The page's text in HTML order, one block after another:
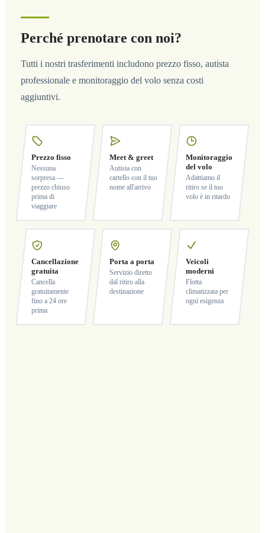
Perché prenotare con noi?
Tutti i nostri trasferimenti includono prezzo fisso, autista
professionale e monitoraggio del volo senza costi
aggiuntivi.
Prezzo fisso
Nessuna
sorpresa —
prezzo chiuso
prima di
viaggiare
Meet & greet
Autista con
cartello con il tuo
nome all'arrivo
Monitoraggio
del volo
Adattiamo il
ritiro se il tuo
volo è in ritardo
Cancellazione
gratuita
Cancella
gratuitamente
fino a 24 ore
prima
Porta a porta
Servizio diretto
dal ritiro alla
destinazione
Veicoli
moderni
Flotta
climatizzata per
ogni esigenza